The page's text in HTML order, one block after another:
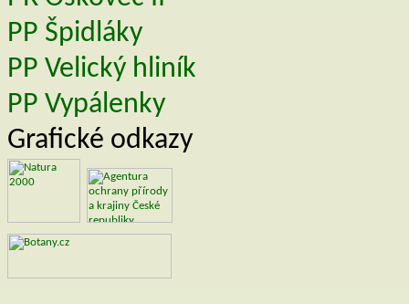
PP Špidláky
PP Velický hliník
PP Vypálenky
Grafické odkazy